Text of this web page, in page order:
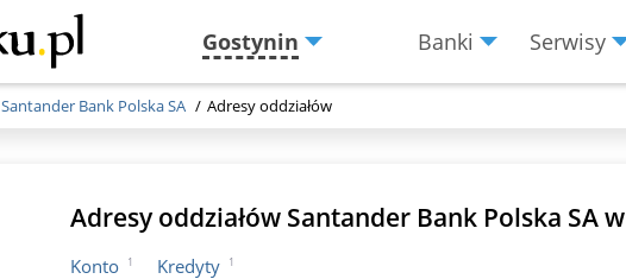
Gostynin Banki Serwisy
Menu
Santander Bank Polska SA Adresy oddziałów
Adresy oddziałów Santander Bank Polska SA w
Konto 1 Kredyty 1